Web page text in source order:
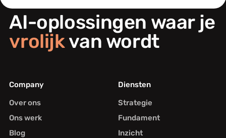
AI-oplossingen waar je
vrolijkvan wordt
Company
Over ons
Ons werk
Blog
Diensten
Strategie
Fundament
Inzicht